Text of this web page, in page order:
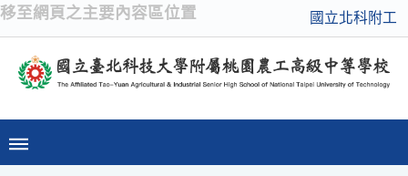
移至網頁之主要內容區位置 國立北科附工